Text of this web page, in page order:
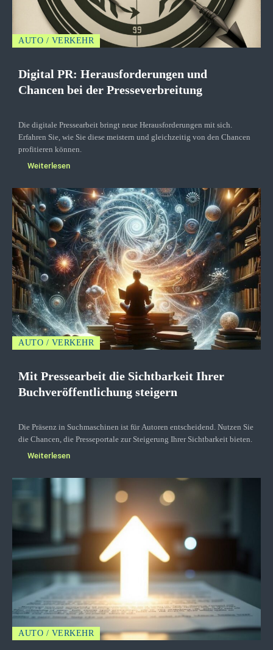
AUTO / VERKEHR
Digital PR: Herausforderungen und
Chancen bei der Presseverbreitung
Die digitale Pressearbeit bringt neue Herausforderungen mit sich.
Erfahren Sie, wie Sie diese meistern und gleichzeitig von den Chancen
profitieren können.
Weiterlesen
AUTO / VERKEHR
Mit Pressearbeit die Sichtbarkeit Ihrer
Buchveröffentlichung steigern
Die Präsenz in Suchmaschinen ist für Autoren entscheidend. Nutzen Sie
die Chancen, die Presseportale zur Steigerung Ihrer Sichtbarkeit bieten.
Weiterlesen
AUTO / VERKEHR